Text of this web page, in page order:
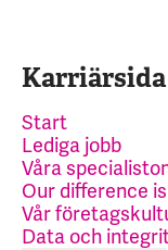
Karriärsida
Start
Lediga jobb
Våra
Our difference
Vår
Data och